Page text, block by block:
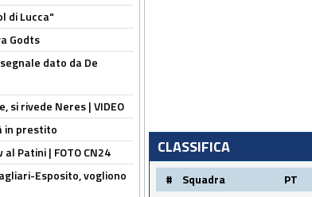
di Lucca"
Godts
dato da De
si rivede Neres | VIDEO
in prestito
Patini | FOTO CN24
Esposito, vogliono
CLASSIFICA
# Squadra PT